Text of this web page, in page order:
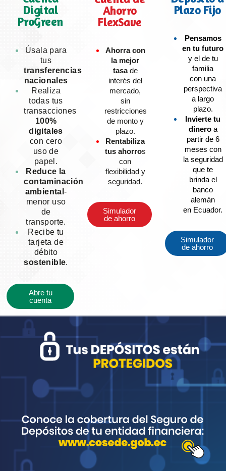
Digital
ProGreen
Úsala para
tus
transferencias
nacionales
Realiza
todas tus
transacciones
100%
digitales
con cero
uso de
papel.
Reduce la
contaminación
ambiental-
menor uso
de
transporte.
Recibe tu
tarjeta de
débito
sostenible.
Abre tu
cuenta
Ahorro
FlexSave
Ahorra con
la mejor
tasade
interés del
mercado,
sin
restricciones
de monto y
plazo.
Rentabiliza
tus ahorros
con
flexibilidad y
seguridad.
Simulador
de ahorro
Plazo Fijo
Pensamos
en tu futuro
y el de tu
familia
con una
perspectiva
a largo
plazo.
Invierte tu
dineroa
partir de 6
meses con
la seguridad
que te
brinda el
banco
alemán
en Ecuador.
Simulador
de ahorro